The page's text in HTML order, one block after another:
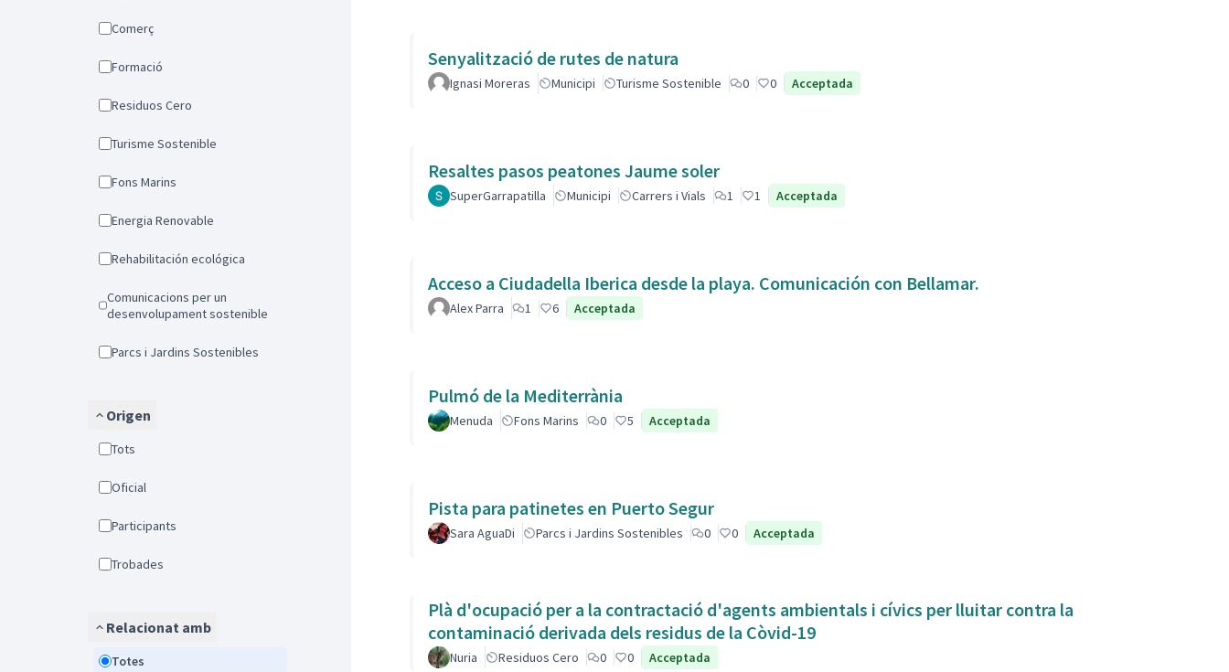
Comerç
Formació
Residuos Cero
Turisme Sostenible
Fons Marins
Energia Renovable
Rehabilitación ecológica
Comunicacions per un
desenvolupament sostenible
Parcs i Jardins Sostenibles
Origen
Tots
Oficial
Participants
Trobades
Relacionat amb
Totes
Senyalització de rutes de natura
Ignasi Moreras Municipi Turisme Sostenible 0 0 Acceptada
Resaltes pasos peatones Jaume soler
SuperGarrapatilla Municipi Carrers i Vials 1 1 Acceptada
Acceso a Ciudadella Iberica desde la playa. Comunicación con Bellamar.
Alex Parra 1 6 Acceptada
Pulmó de la Mediterrània
Menuda Fons Marins 0 5 Acceptada
Pista para patinetes en Puerto Segur
Sara AguaDi Parcs i Jardins Sostenibles 0 0 Acceptada
Plà d'ocupació per a la contractació d'agents ambientals i cívics per lluitar contra la
contaminació derivada dels residus de la Còvid-19
Nuria Residuos Cero 0 0 Acceptada